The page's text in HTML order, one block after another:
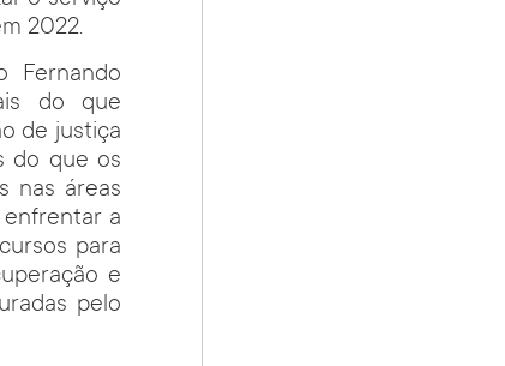
2022.
Fernando
do que
de justiça
do que os
nas áreas
a
para
e
pelo